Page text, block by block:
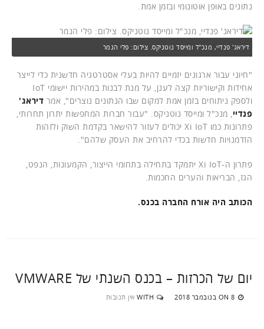
נתונים באופן אוטונומי ובזמן אמת.
דיראג' פנדיי, מנכ"ל ומייסד נוטניקס. צילום: פלי הנמר
"חיוני עבור ארגונים יזמיים להיות בעלי אסטרטגיה חדשנית כדי לייצר
אחידות וקישוריות קצה לענן, על מנת לבנות במהירות יישומי IoT
ולספק ניתוחים בזמן אמת למקום שבו הנתונים נוצרים", אמר דיראג'
פנדיי, מנכ"ל ומייסד נוטניקס. "עבור חברות המחפשות יתרון תחרותי,
פתרונות כמו Xi IoT יכולים לעזור להישאר בקדמת השוק ולזהות
הזדמנויות חדשות בכדי להרחיב את העסק שלהם".
פתרון ה-Xi IoT יתמקד בתחילה בתחומי הייצור, הקמעונות, הנפט,
הגז, הבריאות והערים החכמות.
הכותב היה אורח החברה בכנס.
יום של הכרזות – בכנס השנתי של VMWARE
ON 8 בנובמבר 2018 WITH אין תגובות